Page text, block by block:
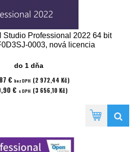
Studio Professional 2022 64 bit
0003, nová licencia
do 1 dňa
€ bez DPH (2 972,44 Kč)
€ s DPH (3 656,10 Kč)